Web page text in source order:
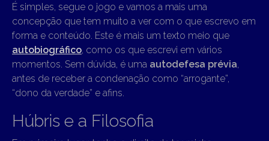
É simples, segue o jogo e vamos a mais uma
concepção que tem muito a ver com o que escrevo em
forma e conteúdo. Este é mais um texto meio que
autobiográfico , como os que escrevi em vários
momentos. Sem dúvida, é uma autodefesa prévia
antes de receber a condenação como “arrogante”,
“dono da verdade” e afins.
Húbris e a Filosofia